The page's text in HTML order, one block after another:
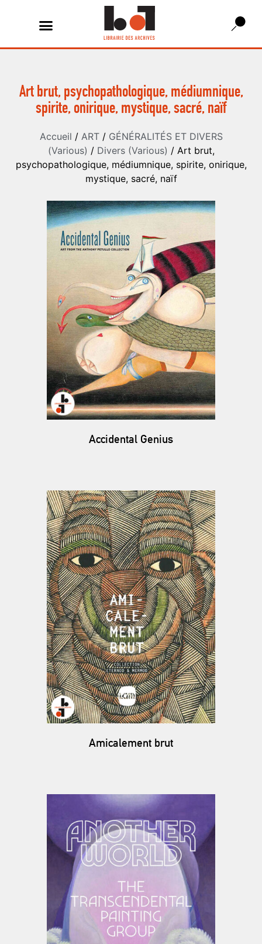
Art brut, psychopathologique, médiumnique,
spirite, onirique, mystique, sacré, naïf
Accueil / ART/ GÉNÉRALITÉS ET DIVERS
(Various) / Divers (Various) / Art brut,
psychopathologique, médiumnique, spirite, onirique,
mystique, sacré, naïf
Accidental Genius
Amicalement brut